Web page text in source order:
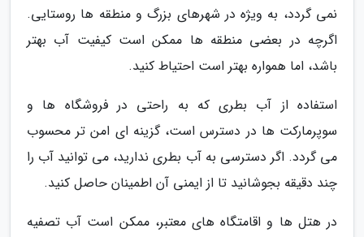
نمی گردد، به ویژه در شهرهای بزرگ و منطقه ها روستایی.
اگرچه در بعضی منطقه ها ممکن است کیفیت آب بهتر
باشد، اما همواره بهتر است احتیاط کنید.
استفاده از آب بطری که به راحتی در فروشگاه ها و
سوپرمارکت ها در دسترس است، گزینه ای امن تر محسوب
می گردد. اگر دسترسی به آب بطری ندارید، می توانید آب را
چند دقیقه بجوشانید تا از ایمنی آن اطمینان حاصل کنید.
در هتل ها و اقامتگاه های معتبر، ممکن است آب تصفیه